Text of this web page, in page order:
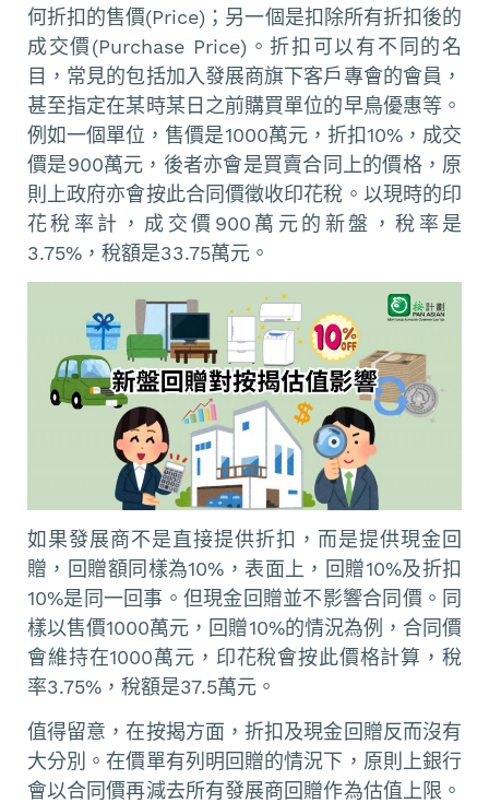
何折扣的售價(Price)；另一個是扣除所有折扣後的
成交價(Purchase Price)。折扣可以有不同的名
目，常見的包括加入發展商旗下客戶專會的會員，
甚至指定在某時某日之前購買單位的早鳥優惠等。
例如一個單位，售價是1000萬元，折扣10%，成交
價是900萬元，後者亦會是買賣合同上的價格，原
則上政府亦會按此合同價徵收印花稅。以現時的印
花稅率計，成交價900萬元的新盤，稅率是
3.75%，稅額是33.75萬元。
如果發展商不是直接提供折扣，而是提供現金回
贈，回贈額同樣為10%，表面上，回贈10%及折扣
10%是同一回事。但現金回贈並不影響合同價。同
樣以售價1000萬元，回贈10%的情況為例，合同價
會維持在1000萬元，印花稅會按此價格計算，稅
率3.75%，稅額是37.5萬元。
值得留意，在按揭方面，折扣及現金回贈反而沒有
大分別。在價單有列明回贈的情況下，原則上銀行
會以合同價再減去所有發展商回贈作為估值上限。